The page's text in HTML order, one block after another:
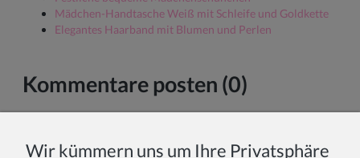
Mädchen-Handtasche Weiß mit Schleife und Goldkette
Elegantes Haarband mit Blumen und Perlen
Kommentare posten (0)
Wir kümmern uns um Ihre Privatsphäre